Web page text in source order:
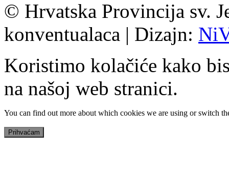
© Hrvatska Provincija sv.
konventualaca | Dizajn:
Koristimo kolačiće kako
na našoj web stranici.
You can find out more about which cookies we are using or switch
Prihvaćam